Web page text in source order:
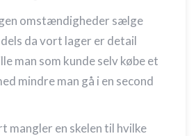
omstændigheder sælge
da vort lager er detail
man som kunde selv købe et
mindre man gå i en second
mangler en skelen til hvilke